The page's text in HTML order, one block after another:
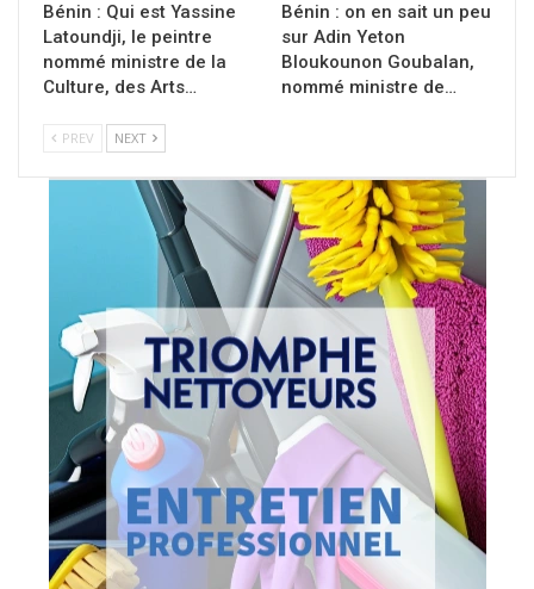
Bénin : Qui est Yassine
Latoundji, le peintre
nommé ministre de la
Culture, des Arts…
Bénin : on en sait un peu
sur Adin Yeton
Bloukounon Goubalan,
nommé ministre de…
PREV NEXT